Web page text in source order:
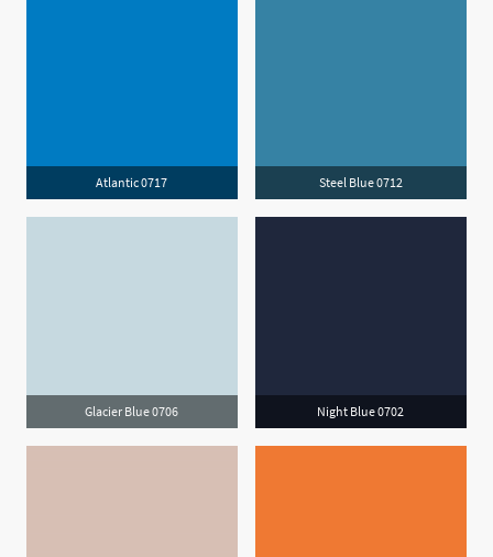
Atlantic 0717 Steel Blue 0712
Glacier Blue 0706 Night Blue 0702